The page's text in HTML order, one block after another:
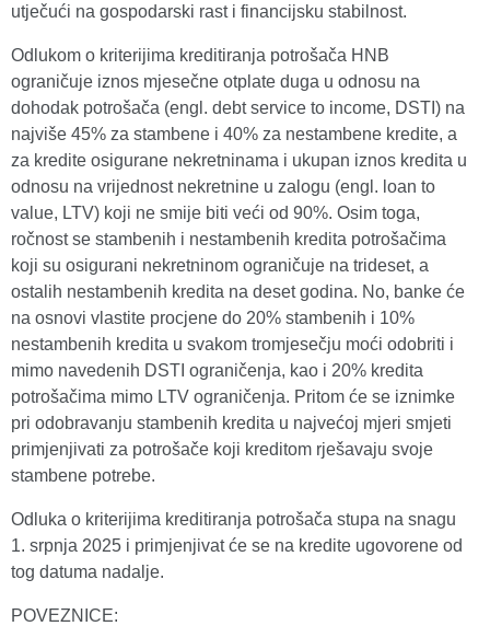
utječući na gospodarski rast i financijsku stabilnost.
Odlukom o kriterijima kreditiranja potrošača HNB
ograničuje iznos mjesečne otplate duga u odnosu na
dohodak potrošača (engl. debt service to income, DSTI) na
najviše 45% za stambene i 40% za nestambene kredite, a
za kredite osigurane nekretninama i ukupan iznos kredita u
odnosu na vrijednost nekretnine u zalogu (engl. loan to
value, LTV) koji ne smije biti veći od 90%. Osim toga,
ročnost se stambenih i nestambenih kredita potrošačima
koji su osigurani nekretninom ograničuje na trideset, a
ostalih nestambenih kredita na deset godina. No, banke će
na osnovi vlastite procjene do 20% stambenih i 10%
nestambenih kredita u svakom tromjesečju moći odobriti i
mimo navedenih DSTI ograničenja, kao i 20% kredita
potrošačima mimo LTV ograničenja. Pritom će se iznimke
pri odobravanju stambenih kredita u najvećoj mjeri smjeti
primjenjivati za potrošače koji kreditom rješavaju svoje
stambene potrebe.
Odluka o kriterijima kreditiranja potrošača stupa na snagu
1. srpnja 2025 i primjenjivat će se na kredite ugovorene od
tog datuma nadalje.
POVEZNICE: